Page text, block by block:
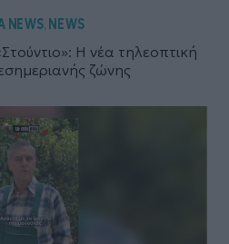
NEWS,NEWS
Η νέα τηλεοπτική
ζώνης